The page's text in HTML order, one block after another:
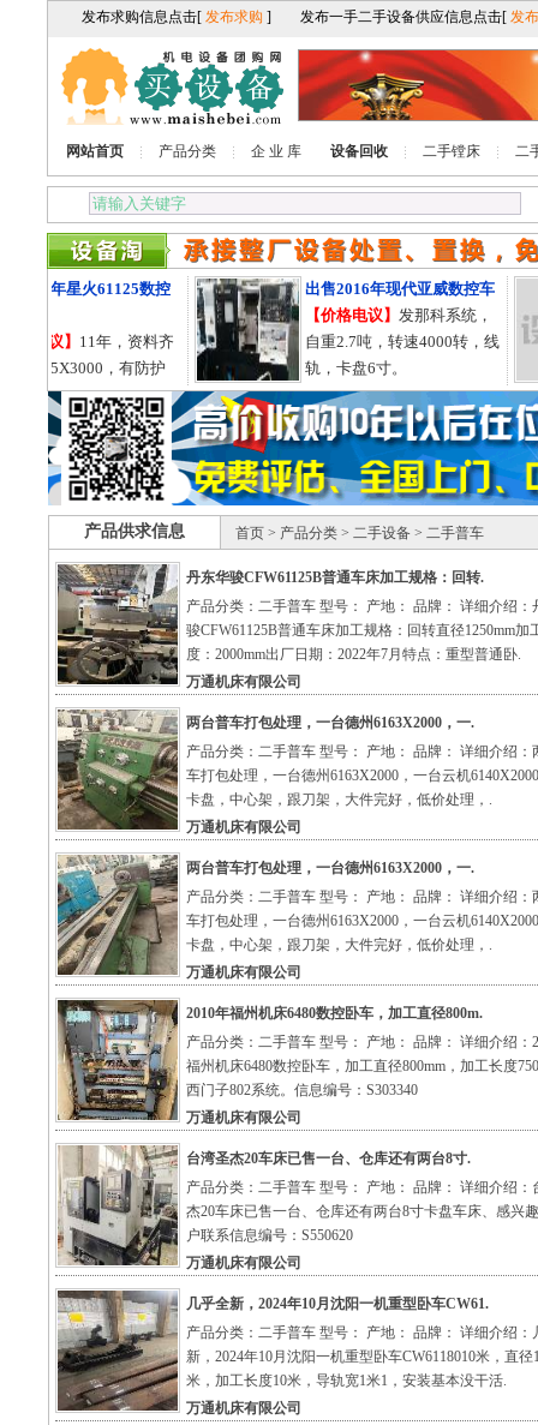
网站首页 产品分类 企 业 库 设备回收 二手镗床 二
年星火61125数控
电议】11年，资料齐
，有防护
轨755的。
出售2016年现代亚威数控车
【价格电议】发那科系统，
自重2.7吨，转速4000转，线
轨，卡盘6寸。
产品供求信息 首页 > 产品分类 > 二手设备 > 二手普车
丹东华骏CFW61125B普通车床加工规格：回转.
产品分类：二手普车 型号： 产地： 品牌： 详细介绍：
骏CFW61125B普通车床加工规格：回转直径1250mm加
度：2000mm出厂日期：2022年7月特点：重型普通卧.
万通机床有限公司
两台普车打包处理，一台德州6163X2000，一.
产品分类：二手普车 型号： 产地： 品牌： 详细介绍：
车打包处理，一台德州6163X2000，一台云机
卡盘，中心架，跟刀架，大件完好，低价处理，.
万通机床有限公司
两台普车打包处理，一台德州6163X2000，一.
产品分类：二手普车 型号： 产地： 品牌： 详细介绍：
车打包处理，一台德州6163X2000，一台云机
卡盘，中心架，跟刀架，大件完好，低价处理，.
万通机床有限公司
2010年福州机床6480数控卧车，加工直径800m.
产品分类：二手普车 型号： 产地： 品牌： 详细介绍：
福州机床6480数控卧车，加工直径800mm，加工长度
西门子802系统。信息编号：S303340
万通机床有限公司
台湾圣杰20车床已售一台、仓库还有两台8寸.
产品分类：二手普车 型号： 产地： 品牌： 详细介绍：
杰20车床已售一台、仓库还有两台8寸卡盘车床、感兴
户联系信息编号：S550620
万通机床有限公司
几乎全新，2024年10月沈阳一机重型卧车CW61.
产品分类：二手普车 型号： 产地： 品牌： 详细介绍：
新，2024年10月沈阳一机重型卧车CW6118010米，直径
米，加工长度10米，导轨宽1米1，安装基本没干活.
万通机床有限公司